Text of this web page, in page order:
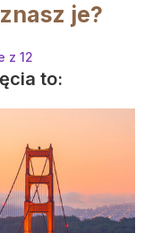
je?
z 12
to: